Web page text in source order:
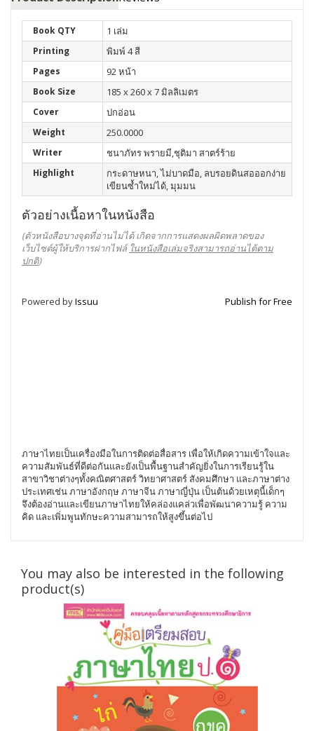
Book QTY 1 เล่ม
Printing พิมพ์ 4 สี
Pages 92 หน้า
Book Size 185 x 260 x 7 มิลลิเมตร
Cover ปกอ่อน
Weight 250.0000
Writer ชนาภัทร พรายมี,ชุติมา สาตร์ร้าย
Highlight
กระดาษหนา, ไม่บาดมือ, ลบรอยดินสอออกง่าย
เขียนซ้ำใหม่ได้, มุมมน
ตัวอย่างเนื้อหาในหนังสือ
(ตัวหนังสือบางจุดที่อ่านไม่ได้ เกิดจากการแสดงผลผิดพลาดของ
เว็บไซต์ผู้ให้บริการฝากไฟล์ ในหนังสือเล่มจริงสามารถอ่านได้ตาม
ปกติ)
Powered byIssuu Publish for Free
ภาษาไทยเป็นเครื่องมือในการติดต่อสื่อสาร เพื่อให้เกิดความเข้าใจและ
ความสัมพันธ์ที่ดีต่อกันและยังเป็นพื้นฐานสำคัญยิ่งในการเรียนรู้ใน
สาขาวิชาต่างๆทั้งคณิตศาสตร์ วิทยาศาสตร์ สังคมศึกษา และภาษาต่าง
ประเทศเช่น ภาษาอังกฤษ ภาษาจีน ภาษาญี่ปุ่น เป็นต้นด้วยเหตุนี้เด็กๆ
จึงต้องอ่านและเขียนภาษาไทยให้คล่องแคล่วเพื่อพัฒนาความรู้ ความ
คิด และเพิ่มพูนทักษะความสามารถให้สูงขึ้นต่อไป
You may also be interested in the following
product(s)